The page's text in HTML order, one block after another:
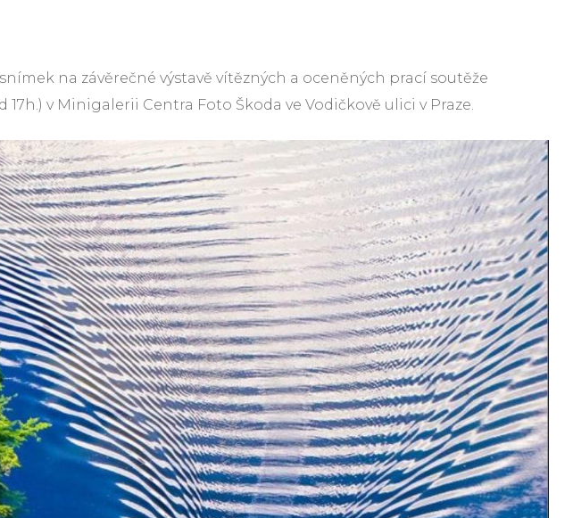
na závěrečné výstavě vítězných a oceněných prací soutěže
17h.) v Minigalerii Centra Foto Škoda ve Vodičkově ulici v Praze.